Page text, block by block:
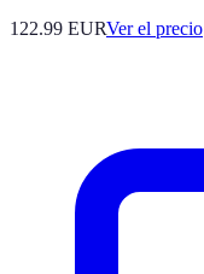
122.99 EURVer el precio